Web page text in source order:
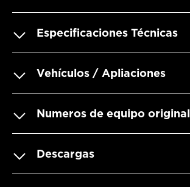
Especificaciones Técnicas
Vehículos / Apliaciones
Numeros de equipo original
Descargas